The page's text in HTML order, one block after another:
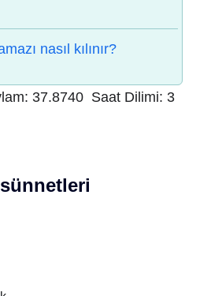
nasıl kılınır?
37.8740 Saat Dilimi: 3